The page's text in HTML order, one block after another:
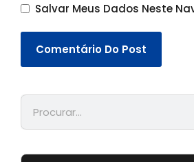
Salvar Meus Dados Neste